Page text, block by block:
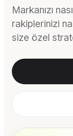
Markanızı
rakiplerinizi
size özel